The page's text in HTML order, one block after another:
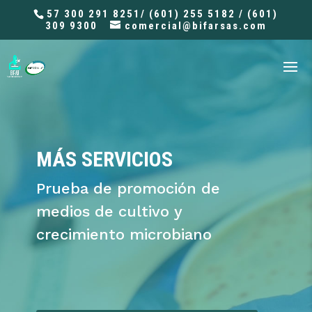
57 300 291 8251/ (601) 255 5182 / (601)
309 9300
comercial@bifarsas.com
MÁS SERVICIOS
Prueba de promoción de
medios de cultivo y
crecimiento microbiano